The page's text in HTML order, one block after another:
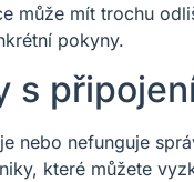
může mít trochu
pokyny.
s
nebo nefunguje
které můžete